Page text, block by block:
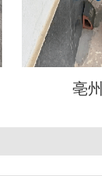
亳